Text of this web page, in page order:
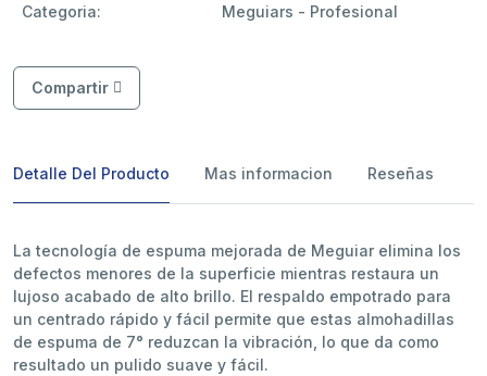
Categoria: Meguiars - Profesional
Compartir
Detalle Del Producto Mas informacion Reseñas
La tecnología de espuma mejorada de Meguiar elimina los
defectos menores de la superficie mientras restaura un
lujoso acabado de alto brillo. El respaldo empotrado para
un centrado rápido y fácil permite que estas almohadillas
de espuma de 7° reduzcan la vibración, lo que da como
resultado un pulido suave y fácil.